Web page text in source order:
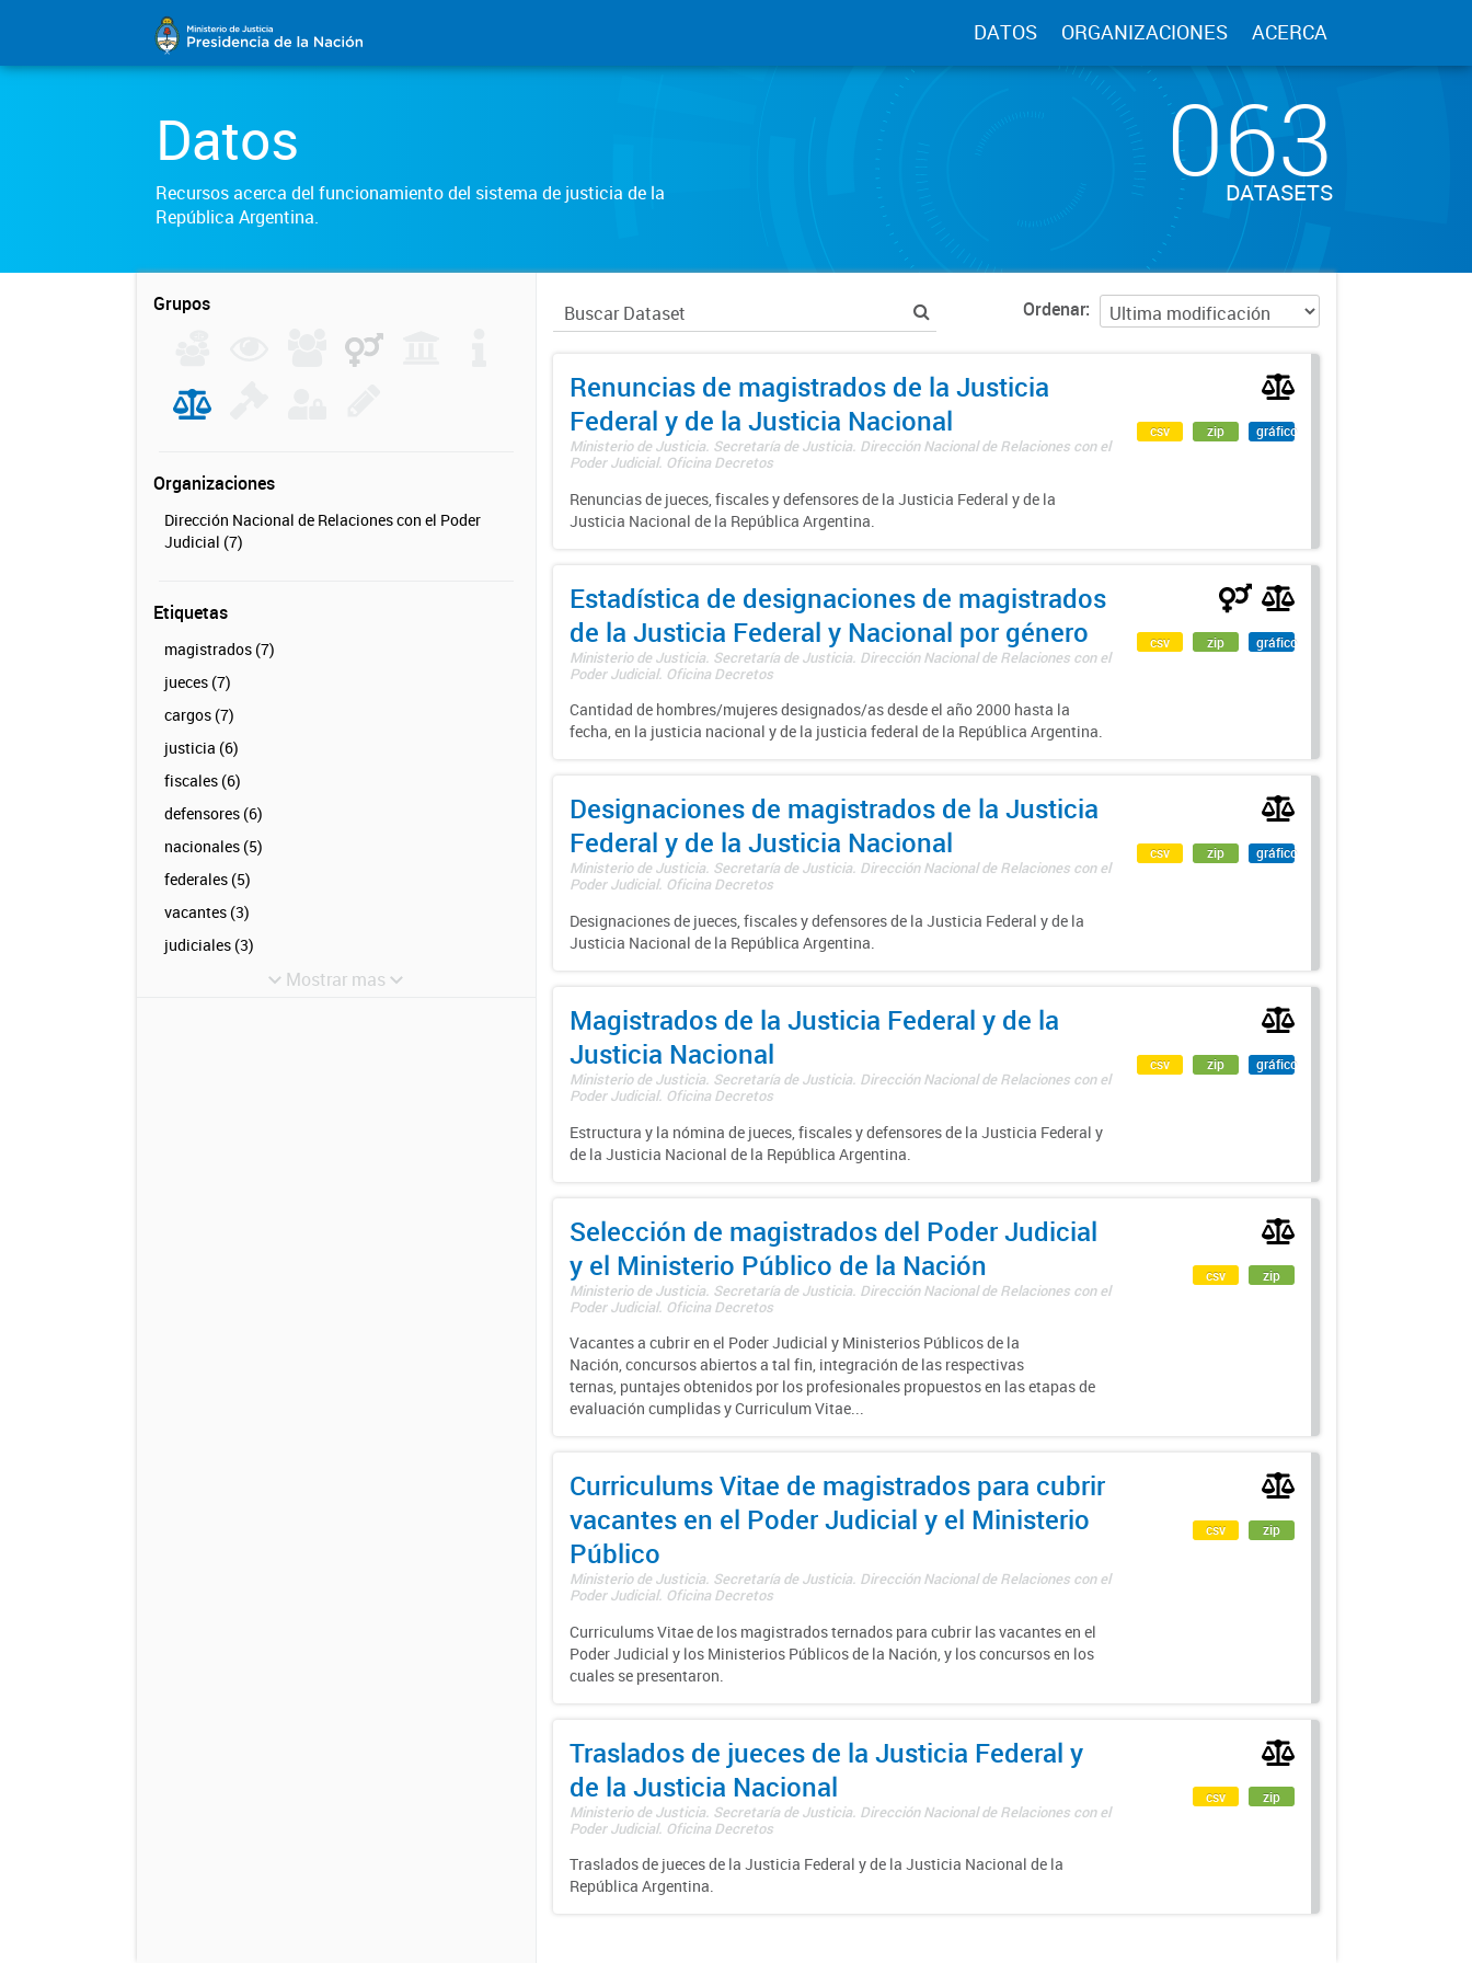
DATOS ORGANIZACIONES ACERCA
Datos
Recursos acerca del funcionamiento del sistema de justicia de la
República Argentina.
063
DATASETS
Grupos
Organizaciones
Dirección Nacional de Relaciones con el Poder
Judicial (7)
Etiquetas
magistrados (7)
jueces (7)
cargos (7)
justicia (6)
fiscales (6)
defensores (6)
nacionales (5)
federales (5)
vacantes (3)
judiciales (3)
Mostrar mas
Ordenar
Renuncias de magistrados de la Justicia
Federal y de la Justicia Nacional
Ministerio de Justicia. Secretaría de Justicia. Dirección Nacional de Relaciones con el
Poder Judicial. Oficina Decretos
Renuncias de jueces, fiscales y defensores de la Justicia Federal y de la
Justicia Nacional de la República Argentina.
csv zip gráfico
Estadística de designaciones de magistrados
de la Justicia Federal y Nacional por género
Ministerio de Justicia. Secretaría de Justicia. Dirección Nacional de Relaciones con el
Poder Judicial. Oficina Decretos
Cantidad de hombres/mujeres designados/as desde el año 2000 hasta la
fecha, en la justicia nacional y de la justicia federal de la República Argentina.
csv zip gráfico
Designaciones de magistrados de la Justicia
Federal y de la Justicia Nacional
Ministerio de Justicia. Secretaría de Justicia. Dirección Nacional de Relaciones con el
Poder Judicial. Oficina Decretos
Designaciones de jueces, fiscales y defensores de la Justicia Federal y de la
Justicia Nacional de la República Argentina.
csv zip gráfico
Magistrados de la Justicia Federal y de la
Justicia Nacional
Ministerio de Justicia. Secretaría de Justicia. Dirección Nacional de Relaciones con el
Poder Judicial. Oficina Decretos
Estructura y la nómina de jueces, fiscales y defensores de la Justicia Federal y
de la Justicia Nacional de la República Argentina.
csv zip gráfico
Selección de magistrados del Poder Judicial
y el Ministerio Público de la Nación
Ministerio de Justicia. Secretaría de Justicia. Dirección Nacional de Relaciones con el
Poder Judicial. Oficina Decretos
Vacantes a cubrir en el Poder Judicial y Ministerios Públicos de la
Nación, concursos abiertos a tal fin, integración de las respectivas
ternas, puntajes obtenidos por los profesionales propuestos en las etapas de
evaluación cumplidas y Curriculum Vitae...
csv zip
Curriculums Vitae de magistrados para cubrir
vacantes en el Poder Judicial y el Ministerio
Público
Ministerio de Justicia. Secretaría de Justicia. Dirección Nacional de Relaciones con el
Poder Judicial. Oficina Decretos
Curriculums Vitae de los magistrados ternados para cubrir las vacantes en el
Poder Judicial y los Ministerios Públicos de la Nación, y los concursos en los
cuales se presentaron.
csv zip
Traslados de jueces de la Justicia Federal y
de la Justicia Nacional
Ministerio de Justicia. Secretaría de Justicia. Dirección Nacional de Relaciones con el
Poder Judicial. Oficina Decretos
Traslados de jueces de la Justicia Federal y de la Justicia Nacional de la
República Argentina.
csv zip